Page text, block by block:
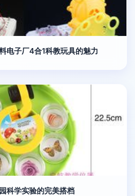
电子厂4合1科教玩具的魅力
科学实验的完美搭档